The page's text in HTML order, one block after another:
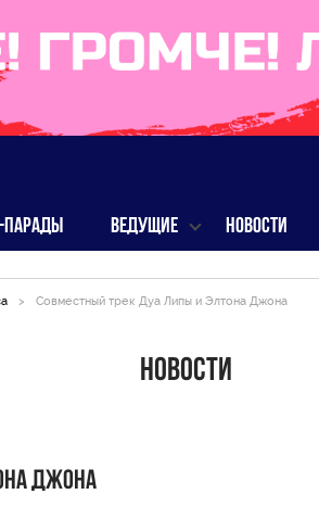
ПАРАДЫ ВЕДУЩИЕ НОВОСТИ
> Совместный трек Дуа Липы и Элтона Джона
Новости
Джона